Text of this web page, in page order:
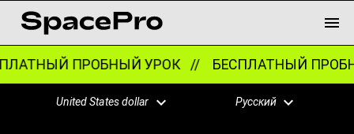
ПРОБНЫЙ УРОК // БЕСПЛАТНЫЙ
United States dollar Русский